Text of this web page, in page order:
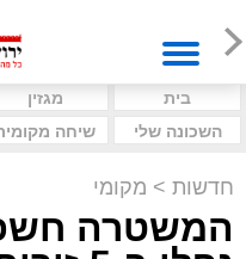
בית מגזין
השכונה שלי
שיחה
חדשות > מקומי
המשטרה